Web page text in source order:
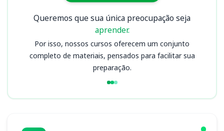
Queremos que sua única preocupação seja
aprender.
Por isso, nossos cursos oferecem um conjunto
completo de materiais, pensados para facilitar sua
preparação.